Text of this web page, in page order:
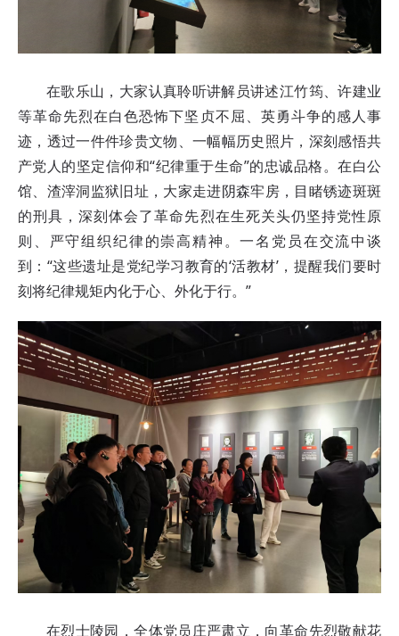
在歌乐山，大家认真聆听讲解员讲述江竹筠、许建业
等革命先烈在白色恐怖下坚贞不屈、英勇斗争的感人事
迹，透过一件件珍贵文物、一幅幅历史照片，深刻感悟共
产党人的坚定信仰和“纪律重于生命”的忠诚品格。在白公
馆、渣滓洞监狱旧址，大家走进阴森牢房，目睹锈迹斑斑
的刑具，深刻体会了革命先烈在生死关头仍坚持党性原
则、严守组织纪律的崇高精神。一名党员在交流中谈
到：“这些遗址是党纪学习教育的‘活教材’，提醒我们要时
刻将纪律规矩内化于心、外化于行。”
在烈士陵园，全体党员庄严肃立，向革命先烈敬献花